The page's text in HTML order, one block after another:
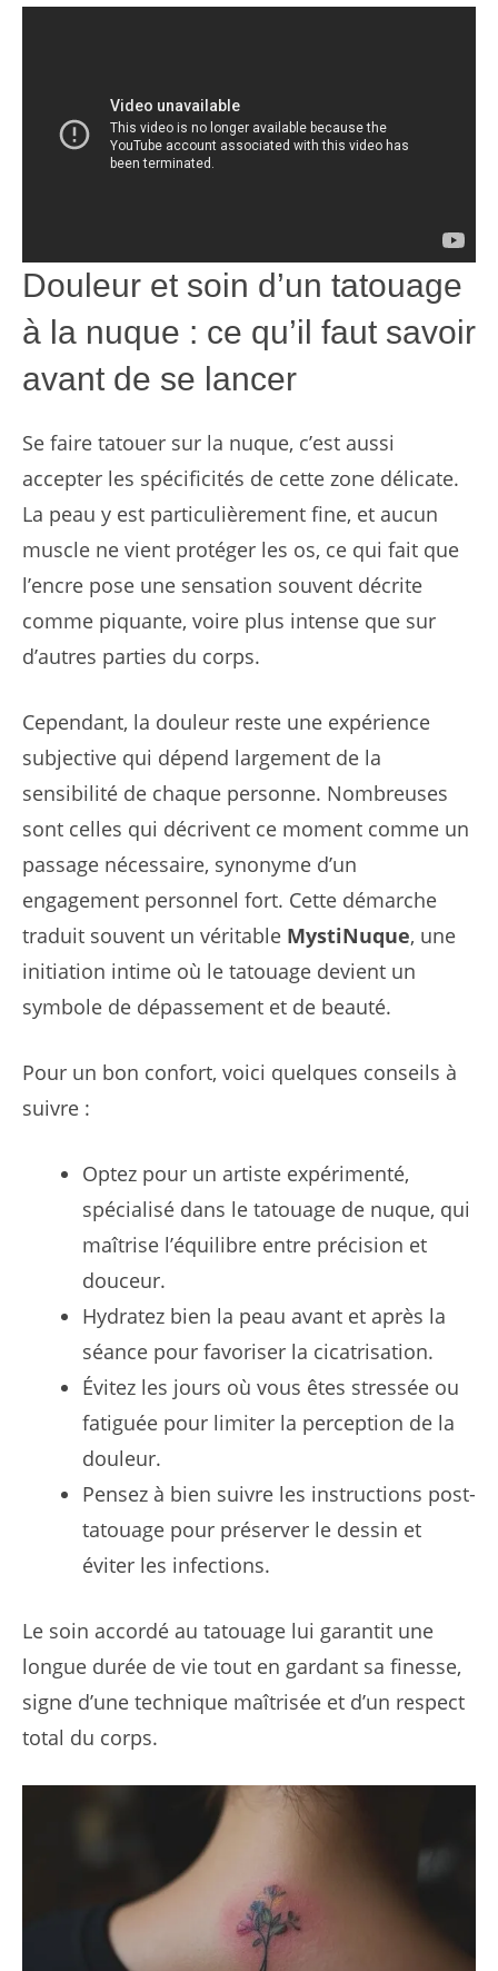
Douleur et soin d’un tatouage
à la nuque : ce qu’il faut savoir
avant de se lancer
Se faire tatouer sur la nuque, c’est aussi
accepter les spécificités de cette zone délicate.
La peau y est particulièrement fine, et aucun
muscle ne vient protéger les os, ce qui fait que
l’encre pose une sensation souvent décrite
comme piquante, voire plus intense que sur
d’autres parties du corps.
Cependant, la douleur reste une expérience
subjective qui dépend largement de la
sensibilité de chaque personne. Nombreuses
sont celles qui décrivent ce moment comme un
passage nécessaire, synonyme d’un
engagement personnel fort. Cette démarche
traduit souvent un véritable MystiNuque, une
initiation intime où le tatouage devient un
symbole de dépassement et de beauté.
Pour un bon confort, voici quelques conseils à
suivre :
Optez pour un artiste expérimenté,
spécialisé dans le tatouage de nuque, qui
maîtrise l’équilibre entre précision et
douceur.
Hydratez bien la peau avant et après la
séance pour favoriser la cicatrisation.
Évitez les jours où vous êtes stressée ou
fatiguée pour limiter la perception de la
douleur.
Pensez à bien suivre les instructions post-
tatouage pour préserver le dessin et
éviter les infections.
Le soin accordé au tatouage lui garantit une
longue durée de vie tout en gardant sa finesse,
signe d’une technique maîtrisée et d’un respect
total du corps.